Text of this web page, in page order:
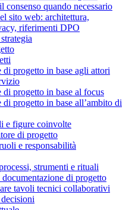
consenso quando necessario
sito web: architettura,
riferimenti DPO
progetto in base agli attori
progetto in base al focus
progetto in base all’ambito di
e figure coinvolte
di progetto
e responsabilità
strumenti e rituali
di progetto
tavoli tecnici collaborativi